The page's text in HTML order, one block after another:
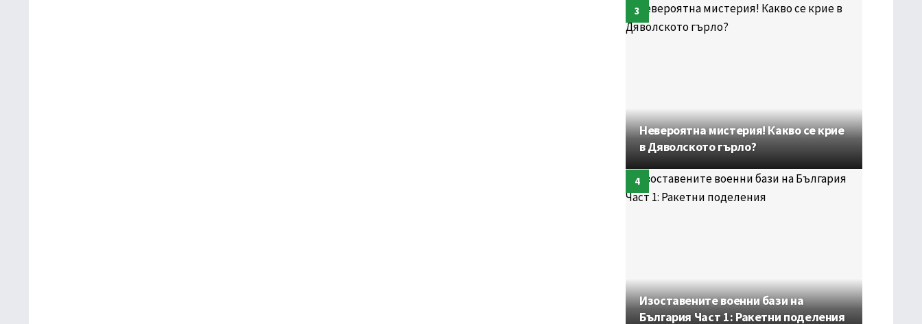
Невероятна мистерия! Какво се крие
в Дяволското гърло?
Изоставените военни бази на
България Част 1: Ракетни поделения